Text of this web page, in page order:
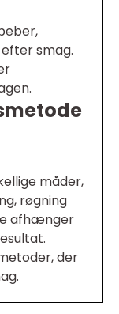
smag.
måder,
røgning
afhænger
der